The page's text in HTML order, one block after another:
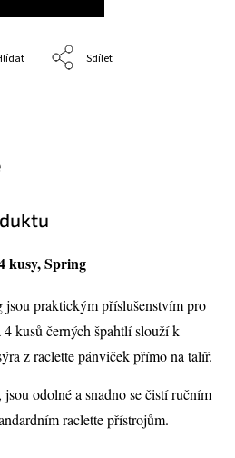
Sdílet
kusy, Spring
jsou praktickým příslušenstvím pro
4 kusů černých špahtlí slouží k
z raclette pánviček přímo na talíř.
, jsou odolné a snadno se čistí ručním
raclette přístrojům.